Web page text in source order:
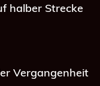
halber Strecke
Vergangenheit